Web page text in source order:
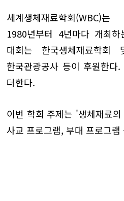
세계생체재료학회(WBC)
1980년부터 4년마다 개최
대회는 한국생체재료학
한국관광공사 등이 후원한
더한다.
이번 학회 주제는 '생체재료
사교 프로그램, 부대 프로그